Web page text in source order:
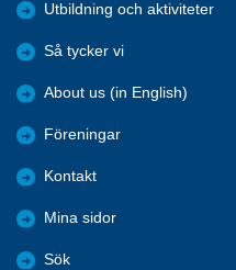
Utbildning och aktiviteter
Så tycker vi
About us (in English)
Föreningar
Kontakt
Mina sidor
Sök